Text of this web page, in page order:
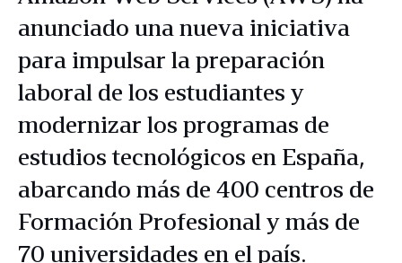
anunciado una nueva iniciativa
para impulsar la preparación
laboral de los estudiantes y
modernizar los programas de
estudios tecnológicos en España,
abarcando más de 400 centros de
Formación Profesional y más de
70 universidades en el país.